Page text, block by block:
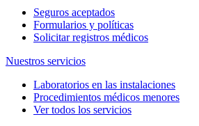
Seguros aceptados
Formularios y políticas
Solicitar registros médicos
Nuestros servicios
Laboratorios en las instalaciones
Procedimientos médicos menores
Ver todos los servicios